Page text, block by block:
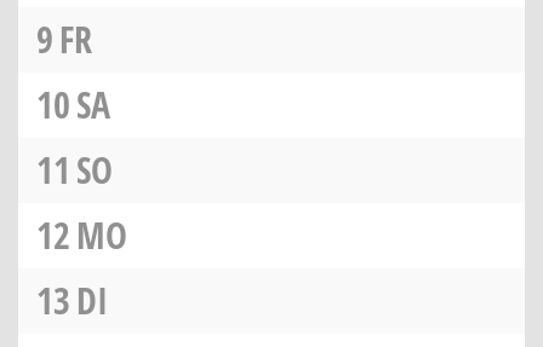
9FR
10SA
11 SO
12MO
13DI